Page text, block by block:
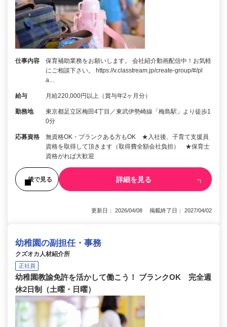
仕事内容
保育補助業務をお願いします。 会社紹介動画配信中！お気軽
にご相談下さい。 https://v.classtream.jp/create-group/#/pl
a…
給与 月給220,000円以上（賞与年2ヶ月分）
勤務地
東京都足立区梅田4丁目／東武伊勢崎線「梅島駅」より徒歩1
0分
応募資格
無資格OK・ブランクある方もOK ★入社後、子育て支援員
資格を取得して頂きます（取得費全額会社負担） ★保育士
資格がれば大歓迎
後で見る 詳細を見る
更新日： 2026/04/08 掲載終了日： 2027/04/02
幼稚園の副担任・事務
クズオカ人材紹介所
正社員
幼稚園教諭免許を活かして働こう！ ブランクOK 完全週
休2日制（土曜・日曜）